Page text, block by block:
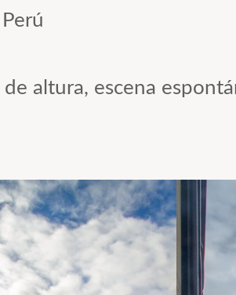
altura, escena